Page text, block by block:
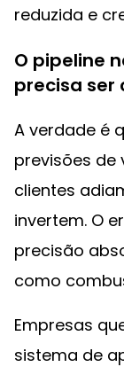
reduzida e
O pipeline
precisa ser
A verdade é
previsões de
clientes
invertem. O
precisão
como
Empresas
sistema de